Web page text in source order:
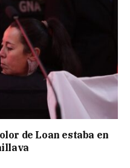
de Loan estaba en